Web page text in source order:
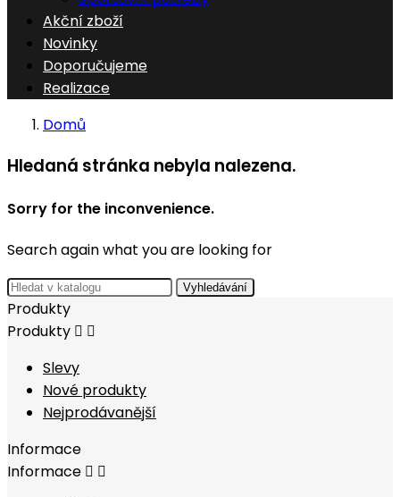
Akční zboží
Novinky
Doporučujeme
Realizace
Domů
Hledaná stránka nebyla nalezena.
Sorry for the inconvenience.
Search again what you are looking for
Vyhledávání
Produkty
Produkty  
Slevy
Nové produkty
Nejprodávanější
Informace
Informace  